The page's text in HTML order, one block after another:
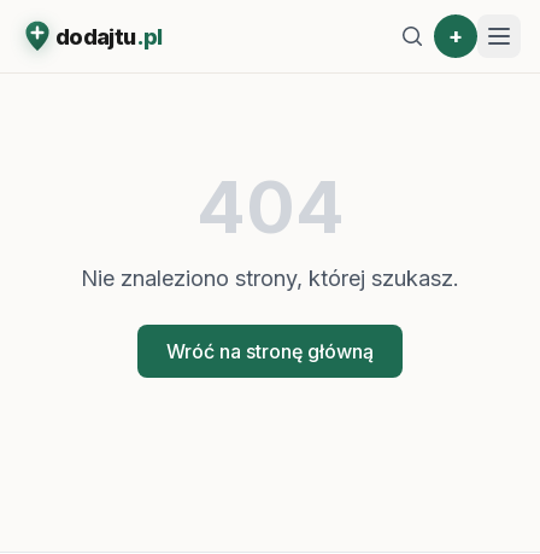
dodajtu.pl +
404
Nie znaleziono strony, której szukasz.
Wróć na stronę główną